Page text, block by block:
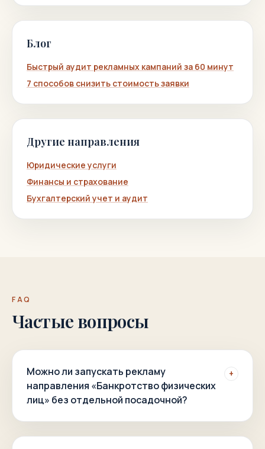
Блог
Быстрый аудит рекламных кампаний за 60 минут
7 способов снизить стоимость заявки
Другие направления
Юридические услуги
Финансы и страхование
Бухгалтерский учет и аудит
FAQ
Частые вопросы
Можно ли запускать рекламу
направления «Банкротство физических
лиц» без отдельной посадочной?
+